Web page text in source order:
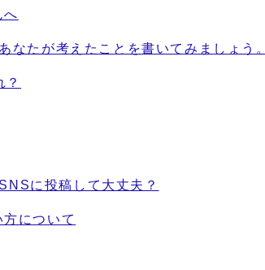
たが考えたことを書いてみましょう。
に投稿して大丈夫？
について